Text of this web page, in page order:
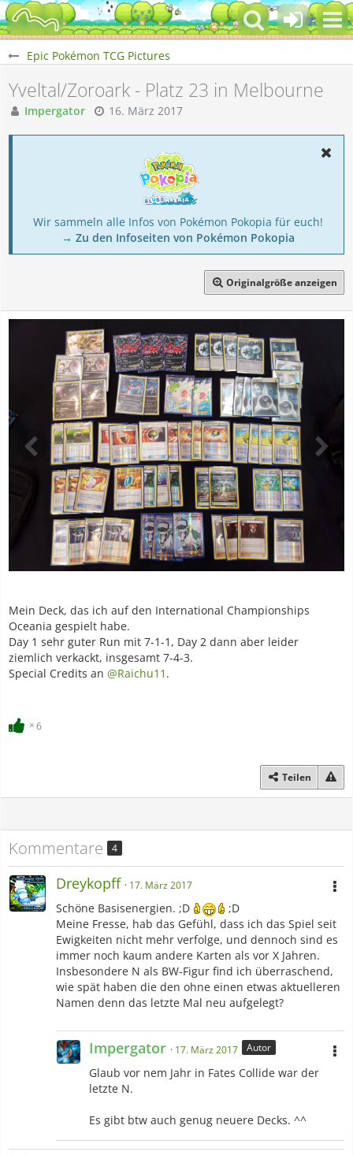
Epic Pokémon TCG Pictures
Yveltal/Zoroark - Platz 23 in Melbourne
Impergator 16. März 2017
Wir sammeln alle Infos von Pokémon Pokopia für euch!
→ Zu den Infoseiten von Pokémon Pokopia
Originalgröße anzeigen
Mein Deck, das ich auf den International Championships
Oceania gespielt habe.
Day 1 sehr guter Run mit 7-1-1, Day 2 dann aber leider
ziemlich verkackt, insgesamt 7-4-3.
Special Credits an @Raichu11 .
6
Teilen
Kommentare 4
Dreykopff 17. März 2017
Schöne Basisenergien. ;D
;D
Meine Fresse, hab das Gefühl, dass ich das Spiel seit
Ewigkeiten nicht mehr verfolge, und dennoch sind es
immer noch kaum andere Karten als vor X Jahren.
Insbesondere N als BW-Figur find ich überraschend,
wie spät haben die den ohne einen etwas aktuelleren
Namen denn das letzte Mal neu aufgelegt?
Impergator 17. März 2017 Autor
Glaub vor nem Jahr in Fates Collide war der
letzte N.
Es gibt btw auch genug neuere Decks. ^^